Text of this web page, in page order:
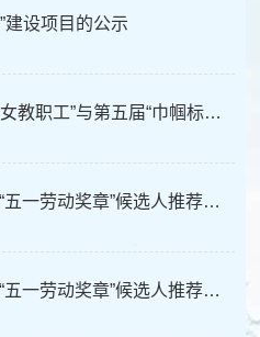
建设项目的公示
关于第八届“优秀女教职工”与第五届“巾帼标兵岗”评选结果的公示
关于2026年湖北“五一劳动奖章”候选人推荐结果的公示
关于2026年湖北“五一劳动奖章”候选人推荐结果的公示